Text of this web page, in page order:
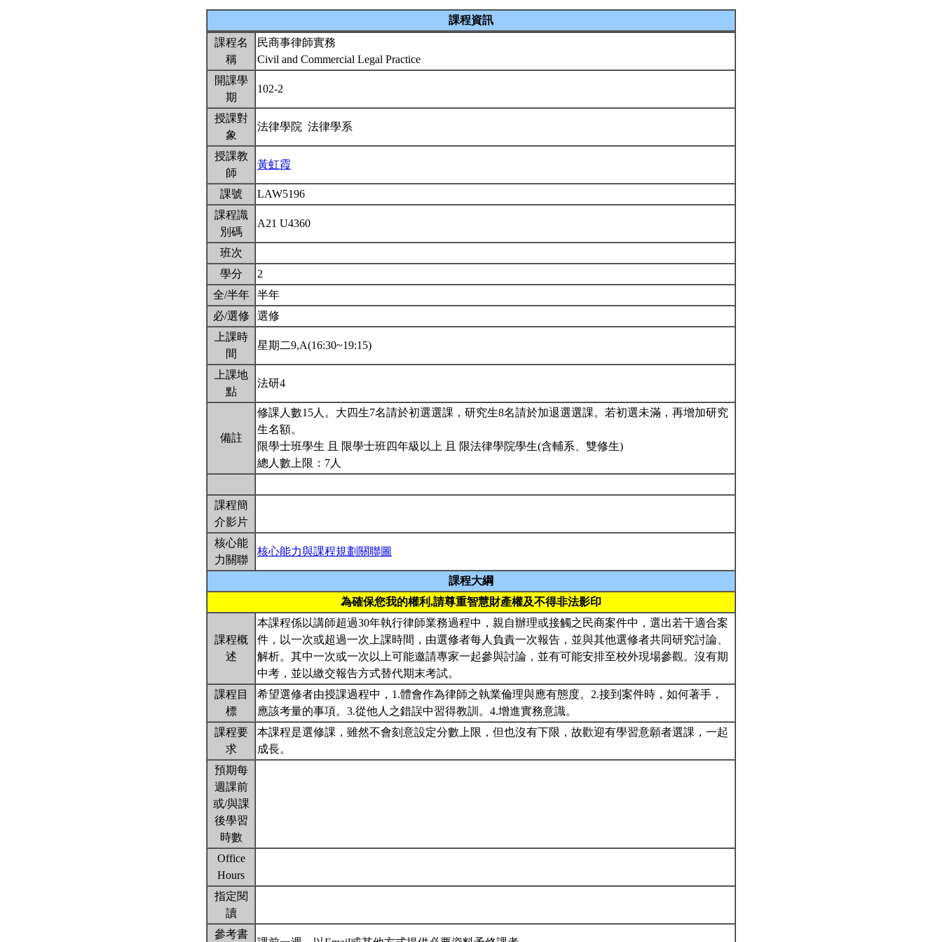
課程資訊
課程名
稱
民商事律師實務
Civil and Commercial Legal Practice
開課學
期
102-2
授課對
象
法律學院 法律學系
授課教
師
黃虹霞
課號
LAW5196
課程識
別碼
A21 U4360
班次
學分
2
全/半年
半年
必/選修
選修
上課時
間
星期二9,A(16:30~19:15)
上課地
點
法研4
備註
修課人數15人。大四生7名請於初選選課，研究生8名請於加退選選課。若初選未滿，再增加研究
生名額。
限學士班學生 且 限學士班四年級以上 且 限法律學院學生(含輔系、雙修生)
總人數上限：7人
課程簡
介影片
核心能
力關聯
核心能力與課程規劃關聯圖
課程大綱
為確保您我的權利,請尊重智慧財產權及不得非法影印
課程概
述
本課程係以講師超過30年執行律師業務過程中，親自辦理或接觸之民商案件中，選出若干適合案
件，以一次或超過一次上課時間，由選修者每人負責一次報告，並與其他選修者共同研究討論、
解析。其中一次或一次以上可能邀請專家一起參與討論，並有可能安排至校外現場參觀。沒有期
中考，並以繳交報告方式替代期末考試。
課程目
標
希望選修者由授課過程中，1.體會作為律師之執業倫理與應有態度。2.接到案件時，如何著手，
應該考量的事項。3.從他人之錯誤中習得教訓。4.增進實務意識。
課程要
求
本課程是選修課，雖然不會刻意設定分數上限，但也沒有下限，故歡迎有學習意願者選課，一起
成長。
預期每
週課前
或/與課
後學習
時數
Office
Hours
指定閱
讀
參考書